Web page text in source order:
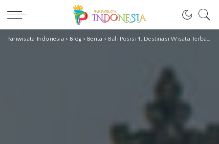
Pariwisata Indonesia > Blog > Berita > Bali Posisi 4, Destinasi Wisata Terbaik Sedunia 2020